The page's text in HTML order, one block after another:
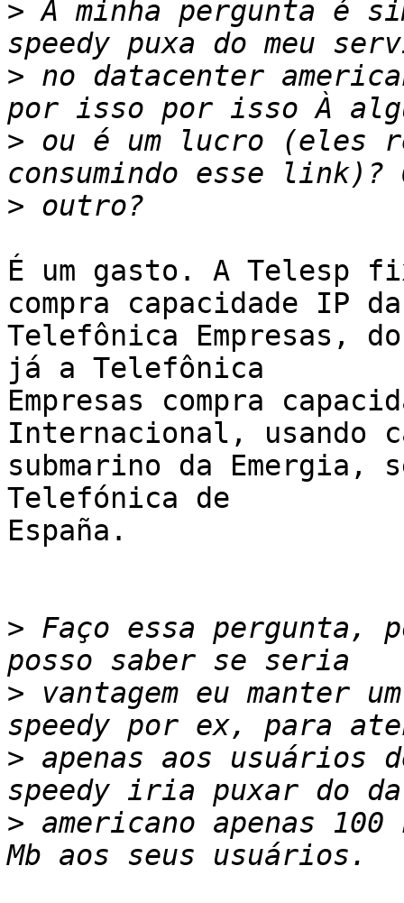
> A minha pergunta é
> no datacenter
> ou é um lucro (eles
>
É um gasto. A Telesp
compra capacidade IP da
Telefônica Empresas,
já a Telefônica
Empresas compra
Internacional, usando
submarino da Emergia,
Telefónica de
España.
> Faço essa pergunta,
> vantagem eu manter
> apenas aos usuários
> americano apenas